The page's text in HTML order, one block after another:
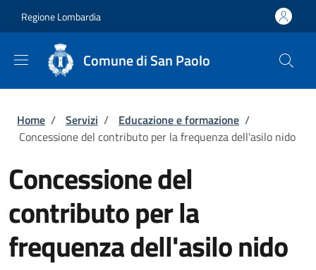
Regione Lombardia
Comune di San Paolo
Briciole di pane
Home / Servizi / Educazione e formazione /
Concessione del contributo per la frequenza dell'asilo nido
Concessione del
contributo per la
frequenza dell'asilo nido